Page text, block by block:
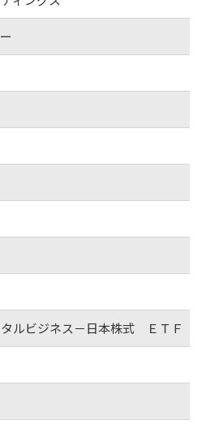
ルビジネス－日本株式 ＥＴＦ